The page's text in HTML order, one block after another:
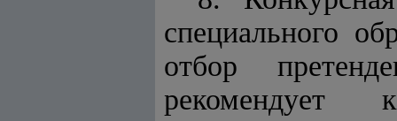
специального
отбор
рекомендует